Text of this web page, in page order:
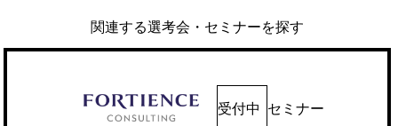
関連する選考会・セミナーを探す
受付中 セミナー